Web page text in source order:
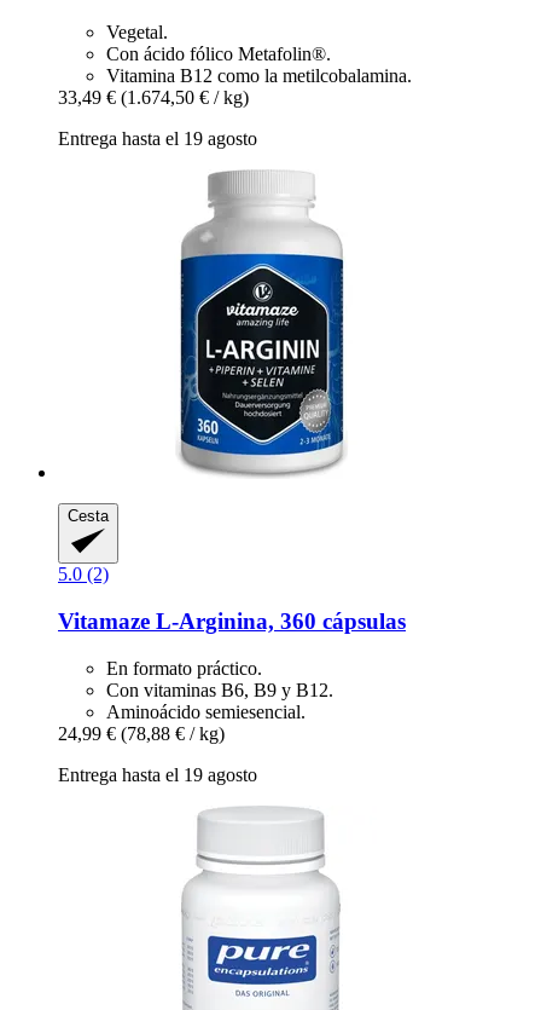
Vegetal.
Con ácido fólico Metafolin®.
Vitamina B12 como la metilcobalamina.
33,49 € (1.674,50 € / kg)
Entrega hasta el 19 agosto
Cesta
5.0 (2)
Vitamaze L-​Arginina, 360 cápsulas
En formato práctico.
Con vitaminas B6, B9 y B12.
Aminoácido semiesencial.
24,99 € (78,88 € / kg)
Entrega hasta el 19 agosto